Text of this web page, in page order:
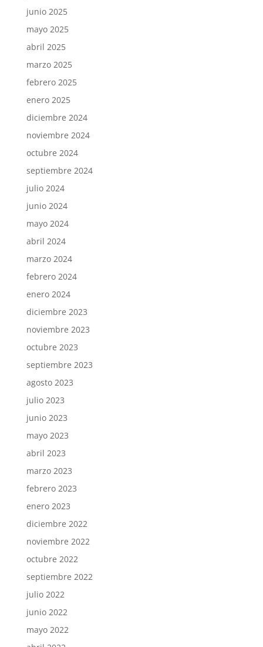
junio 2025
mayo 2025
abril 2025
marzo 2025
febrero 2025
enero 2025
diciembre 2024
noviembre 2024
octubre 2024
septiembre 2024
julio 2024
junio 2024
mayo 2024
abril 2024
marzo 2024
febrero 2024
enero 2024
diciembre 2023
noviembre 2023
octubre 2023
septiembre 2023
agosto 2023
julio 2023
junio 2023
mayo 2023
abril 2023
marzo 2023
febrero 2023
enero 2023
diciembre 2022
noviembre 2022
octubre 2022
septiembre 2022
julio 2022
junio 2022
mayo 2022